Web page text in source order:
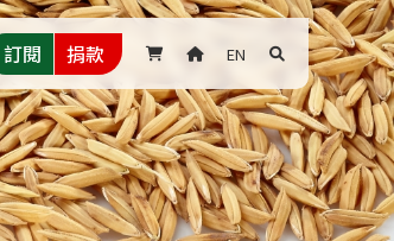
訂閱 捐款   EN 